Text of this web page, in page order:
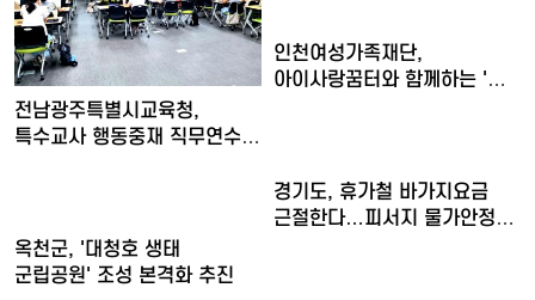
전남광주특별시교육청,
특수교사 행동중재 직무연수
인천여성가족재단,
아이사랑꿈터와 함께하는 '놀
경기도, 휴가철 바가지요금
근절한다…피서지 물가안정
옥천군, '대청호 생태
군립공원' 조성 본격화 추진